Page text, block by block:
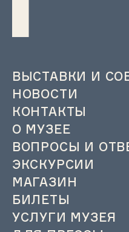
ВЫСТАВКИ И
НОВОСТИ
КОНТАКТЫ
О МУЗЕЕ
ВОПРОСЫ И
ЭКСКУРСИИ
МАГАЗИН
БИЛЕТЫ
УСЛУГИ МУЗЕЯ